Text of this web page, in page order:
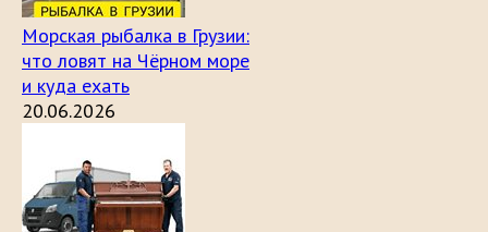
Морская рыбалка в Грузии:
что ловят на Чёрном море
и куда ехать
20.06.2026